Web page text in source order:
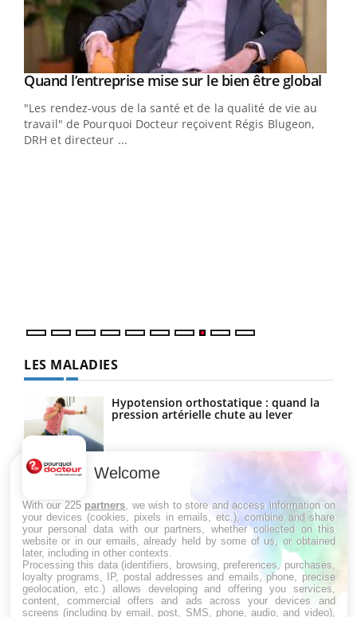
Youtube
Quand l’entreprise mise sur le bien être global
"Les rendez-vous de la santé et de la qualité de vie au
travail" de Pourquoi Docteur reçoivent Régis Blugeon,
DRH et directeur ...
LES MALADIES
Hypotension orthostatique : quand la
pression artérielle chute au lever
Drépanocytose : une déformation des
Maladie de Charcot (Sclérose latérale
amyotrophique)
Welcome
With our 225 partners , we wish to store and access information on
your devices (cookies, pixels in emails, etc.), combine and share
your personal data with our partners, whether collected on this
website or in our emails, already held by some of us, or obtained
later, including in other contexts.
Processing this data (identifiers, browsing, preferences, purchases,
loyalty programs, IP, postal addresses and emails, phone, precise
geolocation, etc.) allows developing and offering you services,
content, commercial offers and ads across your devices and
screens (including by email, post, SMS, phone, audio, and video),